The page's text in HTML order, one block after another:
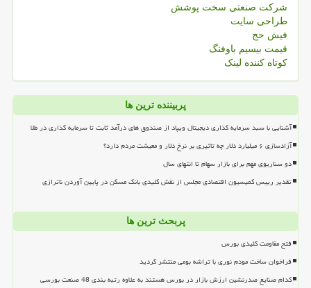
شرکت صنعتی سخت پوشش
طراحی سایت
فیش حج
قیمت بیسیم باوفنگ
کوتاه کننده لینک
پربیننده ترین ها
آشنایی با سبد سرمایه گذاری دیجیتال ویپاد از صندوق های درآمد ثابت تا سرمایه گذاری در طلا
آزادسازی ۶ میلیارد دلار چه تاثیری بر نرخ دلار و معیشت مردم دارد؟
دو سناریوی مهم برای بازار سهام تا انتهای سال
تقدیر رییس کمیسیون اقتصادی مجلس از نقش کلیدی بانک مسکن در پایین آوردن ناترازی
پربحث ترین ها
فتح مقاومت کلیدی بورس
فراخوان ساخت مودم نوری با تراشه بومی منتشر گردید
کدام صنایع صدرنشین ارزش بازار در بورس هستند به علاوه رتبه بندی 48 صنعت بورسی